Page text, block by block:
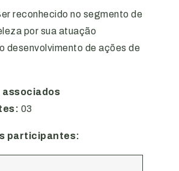
reconhecido no segmento de
por sua atuação
desenvolvimento de ações de
associados
03
participantes: